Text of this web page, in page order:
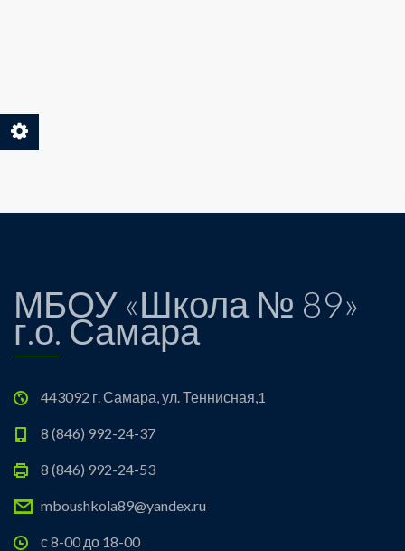
МБОУ «Школа № 89»
г.о. Самара
443092 г. Самара, ул. Теннисная,1
8 (846) 992-24-37
8 (846) 992-24-53
mboushkola89@yandex.ru
с 8-00 до 18-00